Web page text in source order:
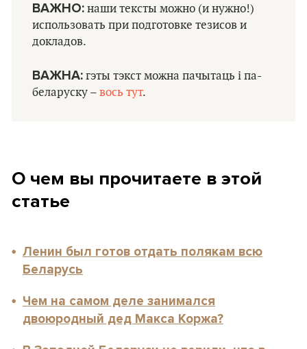
ВАЖНО: наши тексты можно (и нужно!)
использовать при подготовке тезисов и
докладов.
ВАЖНА: гэты тэкст можна пачытаць і па-
беларуску – вось тут.
О чем вы прочитаете в этой
статье
Ленин был готов отдать полякам всю
Беларусь
Чем на самом деле занимался
двоюродный дед Макса Коржа?